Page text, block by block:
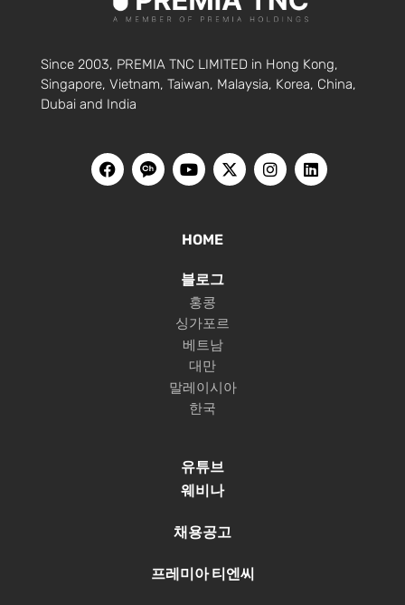
Since 2003, PREMIA TNC LIMITED in Hong Kong,
Singapore, Vietnam, Taiwan, Malaysia, Korea, China,
Dubai and India
HOME
블로그
홍콩
싱가포르
베트남
대만
말레이시아
한국
유튜브
웨비나
채용공고
프레미아 티엔씨